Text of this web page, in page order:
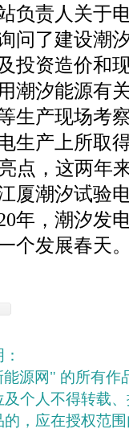
负责人关于
问了建设潮
投资造价和
潮汐能源有
生产现场考
生产上所取
点，这两年
厦潮汐试验
年，潮汐发
个发展春天
源网" 的所有作
个人不得转载
，应在授权范